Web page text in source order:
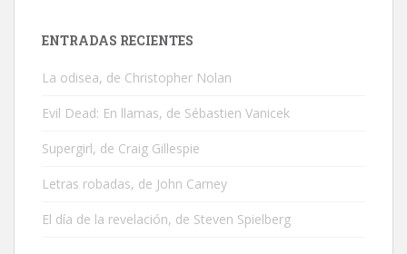
ENTRADAS RECIENTES
La odisea, de Christopher Nolan
Evil Dead: En llamas, de Sébastien Vanicek
Supergirl, de Craig Gillespie
Letras robadas, de John Carney
El día de la revelación, de Steven Spielberg